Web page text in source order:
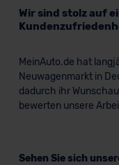
Wir sind stolz auf
MeinAuto.de hat
Neuwagenmarkt in
dadurch ihr
bewerten unsere
Sehen Sie sich